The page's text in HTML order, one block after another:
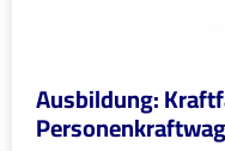
Ausbildung: